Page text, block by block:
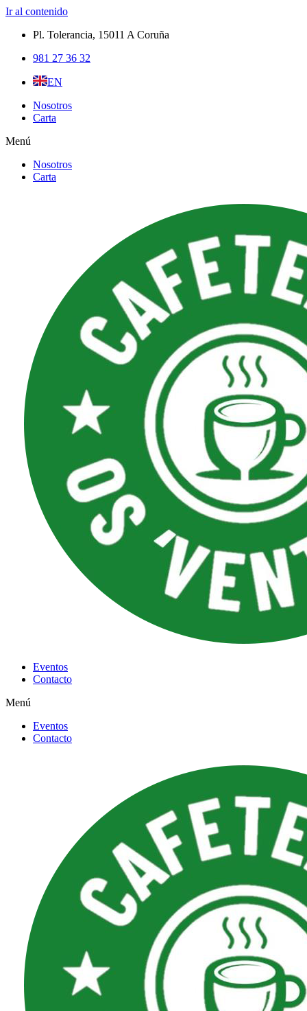
Ir al contenido
Pl. Tolerancia, 15011 A Coruña​
981 27 36 32
EN
Nosotros
Carta
Menú
Nosotros
Carta
Eventos
Contacto
Menú
Eventos
Contacto